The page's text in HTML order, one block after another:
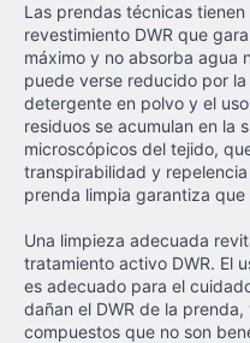
Las prendas técnicas
revestimiento DWR que
máximo y no absorba agua
puede verse reducido por
detergente en polvo y el
residuos se acumulan en la
microscópicos del tejido,
transpirabilidad y
prenda limpia garantiza
Una limpieza adecuada
tratamiento activo DWR. El
es adecuado para el
dañan el DWR de la
compuestos que no son